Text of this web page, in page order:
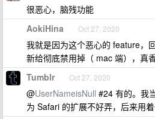
很恶心，脑残功能
AokiHina Oct 27, 2020
我就是因为这个恶心的 feature，
新给彻底禁用掉（ mac 端），真香
Tumblr Oct 27, 2020
@UserNameisNull #24 有的。我
为 Safari 的扩展不好弄，后来用着